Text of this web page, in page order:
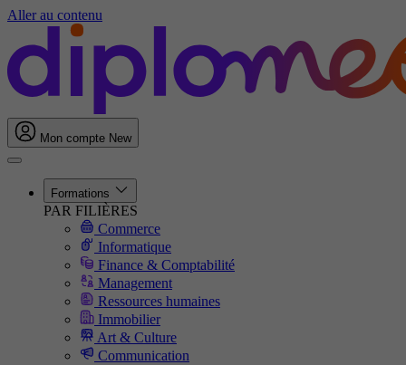
Aller au contenu
Mon compte New
Formations
PAR FILIÈRES
Commerce
Informatique
Finance & Comptabilité
Management
Ressources humaines
Immobilier
Art & Culture
Communication